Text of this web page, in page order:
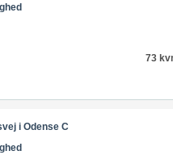
73
i Odense C